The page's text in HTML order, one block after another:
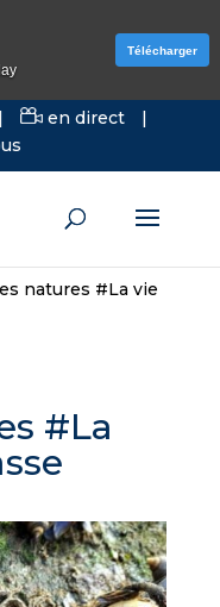
| en direct
|
natures #La vie
#La
Télécharger